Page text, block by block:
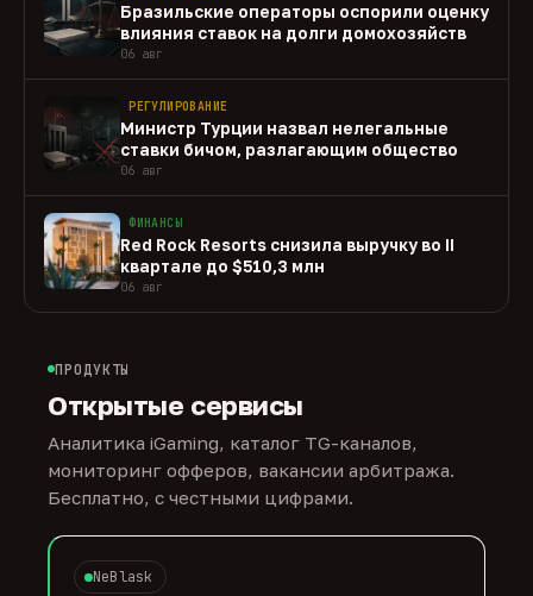
Бразильские операторы оспорили оценку
влияния ставок на долги домохозяйств
06 авг
РЕГУЛИРОВАНИЕ
Министр Турции назвал нелегальные
ставки бичом, разлагающим общество
06 авг
ФИНАНСЫ
Red Rock Resorts снизила выручку во II
квартале до $510,3 млн
06 авг
ПРОДУКТЫ
Открытые сервисы
Аналитика iGaming, каталог TG-каналов,
мониторинг офферов, вакансии арбитража.
Бесплатно, с честными цифрами.
NeBlask